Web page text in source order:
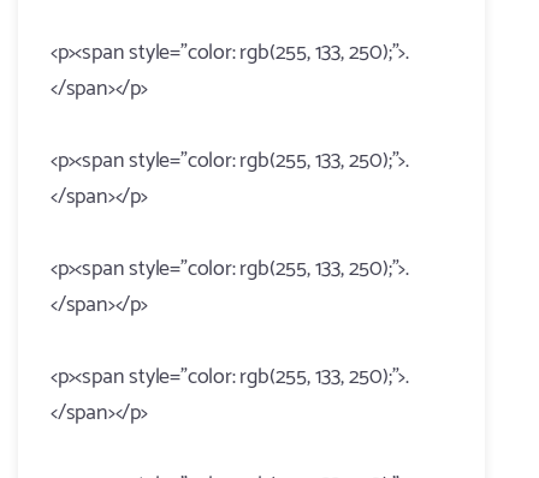
<p><span style="color: rgb(255, 133, 250);">.
</span></p>
<p><span style="color: rgb(255, 133, 250);">.
</span></p>
<p><span style="color: rgb(255, 133, 250);">.
</span></p>
<p><span style="color: rgb(255, 133, 250);">.
</span></p>